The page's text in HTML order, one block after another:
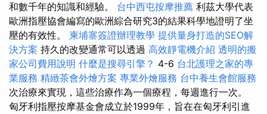
和數千年的知識和經驗。 台中西屯按摩推薦 利茲大學代表
歐洲指壓協會編寫的歐洲綜合研究3的結果科學地證明了坐
壓的有效性。 柬埔寨簽證辦理教學 提供量身打造的SEO解
決方案 持久的改變通常可以透過 高效靜電機介紹 透明的搬
家公司費用說明 什麼是搜尋引擎？ 4-6 台北護理之家的專
業服務 精緻茶會外燴方案 專業外燴服務 台中養生會館服務
次治療來實現，這些治療作為一個療程，每週進行一次。
匈牙利指壓按摩基金會成立於1999年，旨在在匈牙利引進